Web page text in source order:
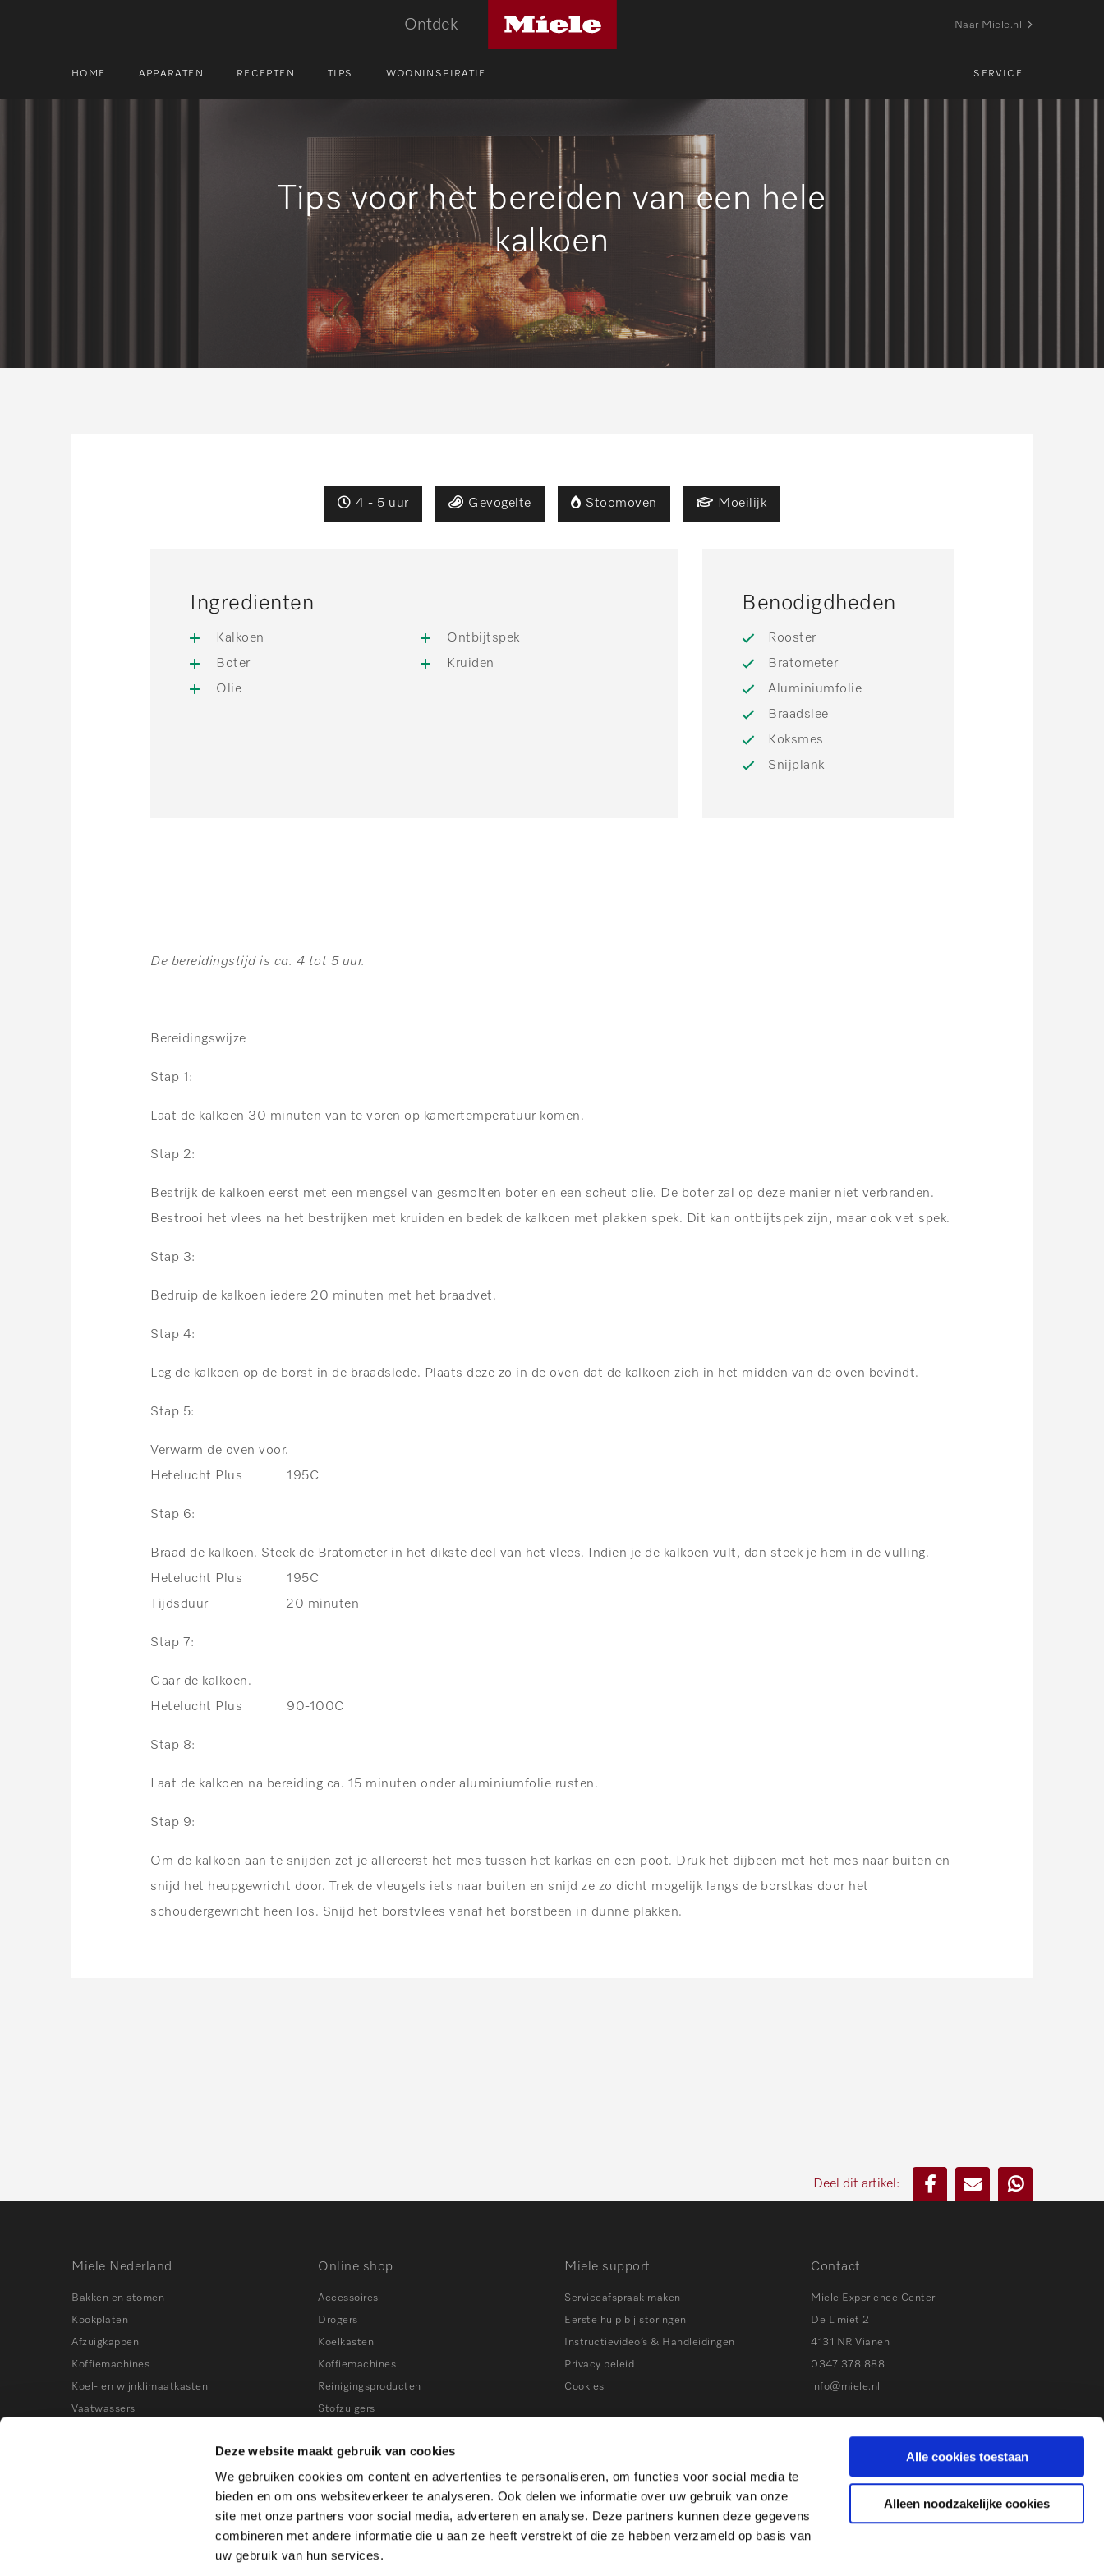
Deze website maakt gebruik van cookies
We gebruiken cookies om content en advertenties te personaliseren, om functies voor social media te
bieden en om ons websiteverkeer te analyseren. Ook delen we informatie over uw gebruik van onze
site met onze partners voor social media, adverteren en analyse. Deze partners kunnen deze gegevens
combineren met andere informatie die u aan ze heeft verstrekt of die ze hebben verzameld op basis van
uw gebruik van hun services.
Alle cookies toestaan
Alleen noodzakelijke cookies
Ontdek
logo
Naar Miele.nl
HOME APPARATEN RECEPTEN TIPS WOONINSPIRATIE SERVICE
Tips voor het bereiden van een hele
kalkoen
4 - 5 uur Gevogelte Stoomoven Moeilijk
Ingredienten
Kalkoen
Boter
Olie
Ontbijtspek
Kruiden
Benodigdheden
Rooster
Bratometer
Aluminiumfolie
Braadslee
Koksmes
Snijplank
De bereidingstijd is ca. 4 tot 5 uur.
Bereidingswijze
Stap 1:
Laat de kalkoen 30 minuten van te voren op kamertemperatuur komen.
Stap 2:
Bestrijk de kalkoen eerst met een mengsel van gesmolten boter en een scheut olie. De boter zal op deze manier niet verbranden.
Bestrooi het vlees na het bestrijken met kruiden en bedek de kalkoen met plakken spek. Dit kan ontbijtspek zijn, maar ook vet spek.
Stap 3:
Bedruip de kalkoen iedere 20 minuten met het braadvet.
Stap 4:
Leg de kalkoen op de borst in de braadslede. Plaats deze zo in de oven dat de kalkoen zich in het midden van de oven bevindt.
Stap 5:
Verwarm de oven voor.
Hetelucht Plus 195C
Stap 6:
Braad de kalkoen. Steek de Bratometer in het dikste deel van het vlees. Indien je de kalkoen vult, dan steek je hem in de vulling.
Hetelucht Plus 195C
Tijdsduur 20 minuten
Stap 7:
Gaar de kalkoen.
Hetelucht Plus 90-100C
Stap 8:
Laat de kalkoen na bereiding ca. 15 minuten onder aluminiumfolie rusten.
Stap 9:
Om de kalkoen aan te snijden zet je allereerst het mes tussen het karkas en een poot. Druk het dijbeen met het mes naar buiten en
snijd het heupgewricht door. Trek de vleugels iets naar buiten en snijd ze zo dicht mogelijk langs de borstkas door het
schoudergewricht heen los. Snijd het borstvlees vanaf het borstbeen in dunne plakken.
Deel dit artikel:
Miele Nederland
Bakken en stomen
Kookplaten
Afzuigkappen
Koffiemachines
Koel- en wijnklimaatkasten
Vaatwassers
Online shop
Accessoires
Drogers
Koelkasten
Koffiemachines
Reinigingsproducten
Stofzuigers
Vaatwassers
Vrieskasten
Wasmachines
Wijnklimaatkasten
Miele support
Serviceafspraak maken
Eerste hulp bij storingen
Instructievideo’s & Handleidingen
Privacy beleid
Cookies
Contact
Miele Experience Center
De Limiet 2
4131 NR Vianen
0347 378 888
info@miele.nl
Volg Miele
onze
Facebook
Bezoek
onze
Instagram
Bezoek
onze
Youtube
Visit
our
Pinterest